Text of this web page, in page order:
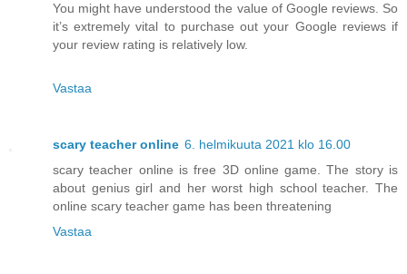
You might have understood the value of Google reviews. So
it’s extremely vital to purchase out your Google reviews if
your review rating is relatively low.
Vastaa
scary teacher online 6. helmikuuta 2021 klo 16.00
scary teacher online is free 3D online game. The story is
about genius girl and her worst high school teacher. The
online scary teacher game has been threatening
Vastaa